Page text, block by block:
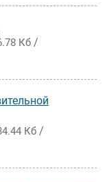
Кб /
Кб /